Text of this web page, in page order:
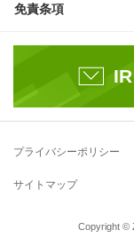
免責条項
プライバシーポリシー
サイトマップ
Copyright ©